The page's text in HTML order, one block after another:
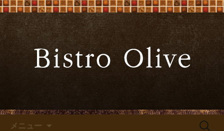
大阪難波の「Bistro Olive（ビ
ストロ オリーブ）」
大阪難波の「ビストロオリーブ」でワ
インと炭火焼料理を
メニュー
検